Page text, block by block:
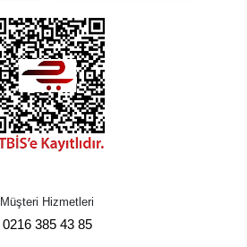
Müşteri Hizmetleri
0216 385 43 85